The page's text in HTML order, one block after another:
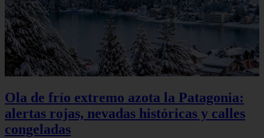
Ola de frío extremo azota la Patagonia:
alertas rojas, nevadas históricas y calles
congeladas